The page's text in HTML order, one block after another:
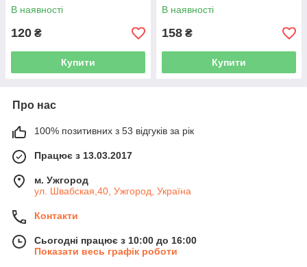
В наявності
120 ₴
Купити
В наявності
158 ₴
Купити
Про нас
100% позитивних з 53 відгуків за рік
Працює з 13.03.2017
м. Ужгород
ул. Швабская,40, Ужгород, Україна
Контакти
Сьогодні працює з 10:00 до 16:00
Показати весь графік роботи